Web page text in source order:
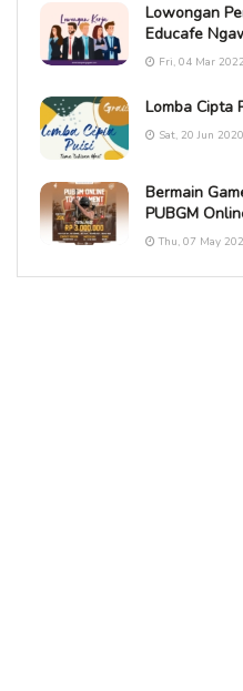
Lowongan
Educafe
Fri, 04 Mar 2022
Lomba Cipta
Sat, 20 Jun 2020
Bermain
PUBGM
Thu, 07 May